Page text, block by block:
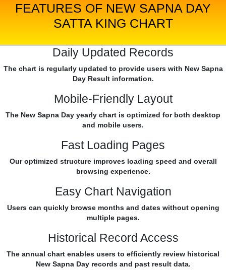
FEATURES OF NEW SAPNA DAY
SATTA KING CHART
Daily Updated Records
The chart is regularly updated to provide users with New Sapna
Day Result information.
Mobile-Friendly Layout
The New Sapna Day yearly chart is optimized for both desktop
and mobile users.
Fast Loading Pages
Our optimized structure improves loading speed and overall
browsing experience.
Easy Chart Navigation
Users can quickly browse months and dates without opening
multiple pages.
Historical Record Access
The annual chart enables users to efficiently review historical
New Sapna Day records and past result data.